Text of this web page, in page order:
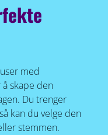
med
skape den
Du trenger
kan du velge den
stemmen.